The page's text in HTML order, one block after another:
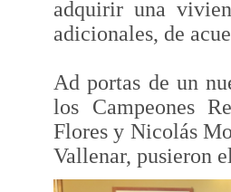
adquirir una
adicionales, de
Ad portas de un
los Campeones
Flores y Nicolás
Vallenar, pusieron